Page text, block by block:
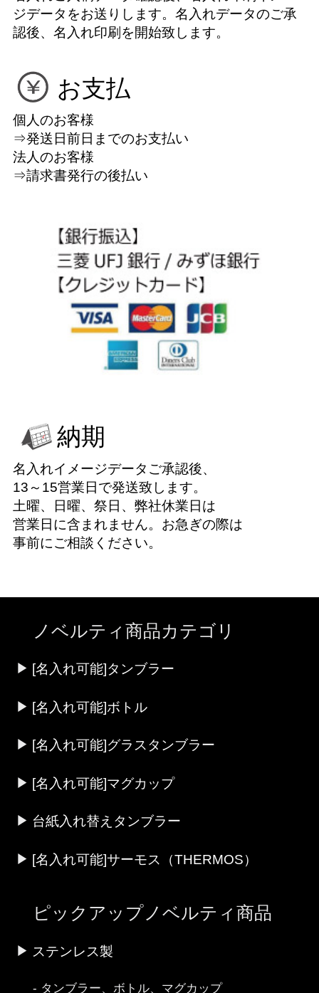
ジデータをお送りします。名入れデータのご承
認後、名入れ印刷を開始致します。
お支払
個人のお客様
⇒発送日前日までのお支払い
法人のお客様
⇒請求書発行の後払い
納期
名入れイメージデータご承認後、
13～15営業日で発送致します。
土曜、日曜、祭日、弊社休業日は
営業日に含まれません。お急ぎの際は
事前にご相談ください。
ノベルティ商品カテゴリ
[名入れ可能]タンブラー
[名入れ可能]ボトル
[名入れ可能]グラスタンブラー
[名入れ可能]マグカップ
台紙入れ替えタンブラー
[名入れ可能]サーモス（THERMOS）
ピックアップノベルティ商品
ステンレス製
タンブラー、ボトル、マグカップ